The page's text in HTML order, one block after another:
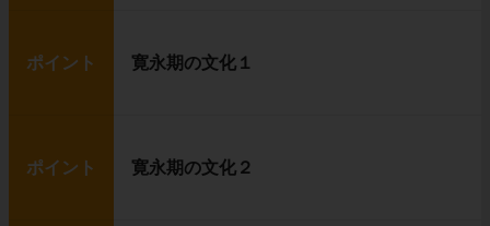
ポイント 寛永期の文化１
ポイント 寛永期の文化２